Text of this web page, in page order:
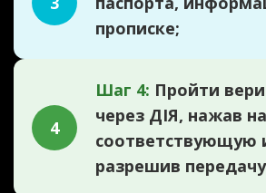
прописке;
4
Шаг 4: Пройти
через ДІЯ, нажав на
соответствующую
разрешив